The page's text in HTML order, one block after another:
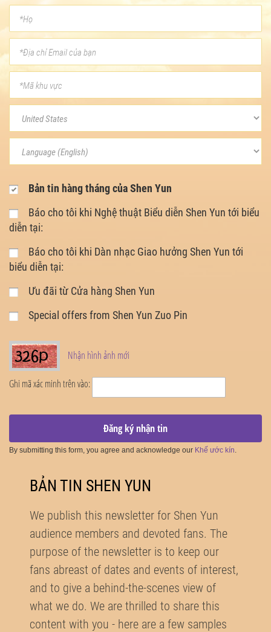
Bản tin hàng tháng của Shen Yun
Báo cho tôi khi Nghệ thuật Biểu diễn Shen Yun tới biểu
diễn tại:
Báo cho tôi khi Dàn nhạc Giao hưởng Shen Yun tới
biểu diễn tại:
Ưu đãi từ Cửa hàng Shen Yun
Special offers from Shen Yun Zuo Pin
Nhận hình ảnh mới
Ghi mã xác minh trên vào:
Đăng ký nhận tin
By submitting this form, you agree and acknowledge our Khế ước kín.
BẢN TIN SHEN YUN
We publish this newsletter for Shen Yun
audience members and devoted fans. The
purpose of the newsletter is to keep our
fans abreast of dates and events of interest,
and to give a behind-the-scenes view of
what we do. We are thrilled to share this
content with you - here are a few samples